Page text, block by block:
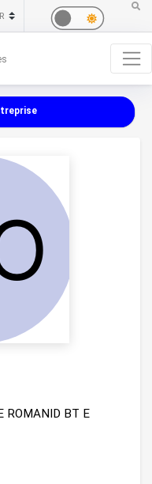
ROMANID BT E